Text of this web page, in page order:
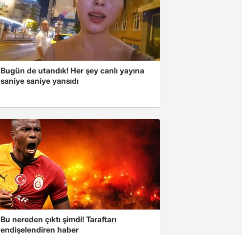
Bugün de utandık! Her şey canlı yayına
saniye saniye yansıdı
Bu nereden çıktı şimdi! Taraftarı
endişelendiren haber